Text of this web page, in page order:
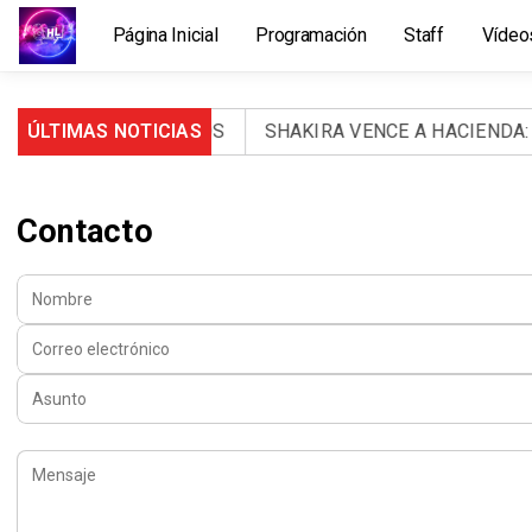
Página Inicial Programación Staff
ÚLTIMAS NOTICIAS
Y 971 HERIDOS SHAKIRA VENCE A HACIENDA:
Contacto
Nombre:
Correo electrónico:
Asunto: